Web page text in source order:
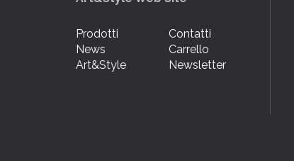
Prodotti
News
Art&Style
Contatti
Carrello
Newsletter